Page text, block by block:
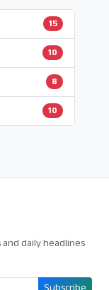
15
10
8
10
and daily headlines